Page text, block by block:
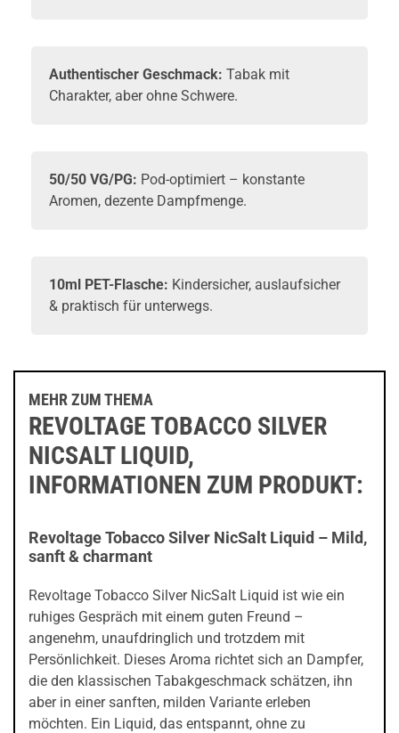
Authentischer Geschmack: Tabak mit
Charakter, aber ohne Schwere.
50/50 VG/PG: Pod-optimiert – konstante
Aromen, dezente Dampfmenge.
10ml PET-Flasche: Kindersicher, auslaufsicher
& praktisch für unterwegs.
MEHR ZUM THEMA
REVOLTAGE TOBACCO SILVER
NICSALT LIQUID,
INFORMATIONEN ZUM PRODUKT:
Revoltage Tobacco Silver NicSalt Liquid – Mild,
sanft & charmant
Revoltage Tobacco Silver NicSalt Liquid ist wie ein
ruhiges Gespräch mit einem guten Freund –
angenehm, unaufdringlich und trotzdem mit
Persönlichkeit. Dieses Aroma richtet sich an Dampfer,
die den klassischen Tabakgeschmack schätzen, ihn
aber in einer sanften, milden Variante erleben
möchten. Ein Liquid, das entspannt, ohne zu